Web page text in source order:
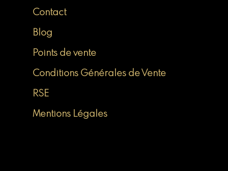
Contact
Blog
Points de vente
Conditions Générales de Vente
RSE
Mentions Légales